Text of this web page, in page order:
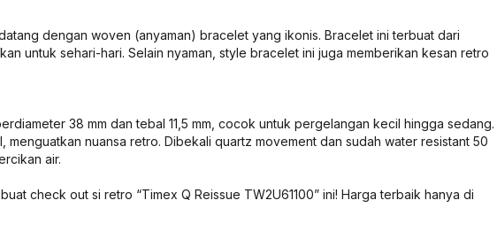
dengan woven (anyaman) bracelet yang ikonis. Bracelet ini terbuat dari
untuk sehari-hari. Selain nyaman, style bracelet ini juga memberikan kesan retro
38 mm dan tebal 11,5 mm, cocok untuk pergelangan kecil hingga sedang.
menguatkan nuansa retro. Dibekali quartz movement dan sudah water resistant 50
air.
check out si retro “Timex Q Reissue TW2U61100” ini! Harga terbaik hanya di